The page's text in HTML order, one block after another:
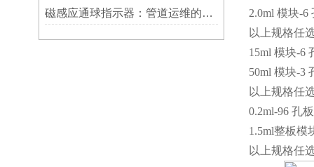
磁感应通球指示器：管道运维的隐形守护者
2.0ml 模块-6
以上规格任
15ml 模块-6
50ml 模块-3
以上规格任
0.2ml-96 孔
1.5ml整板模
以上规格任